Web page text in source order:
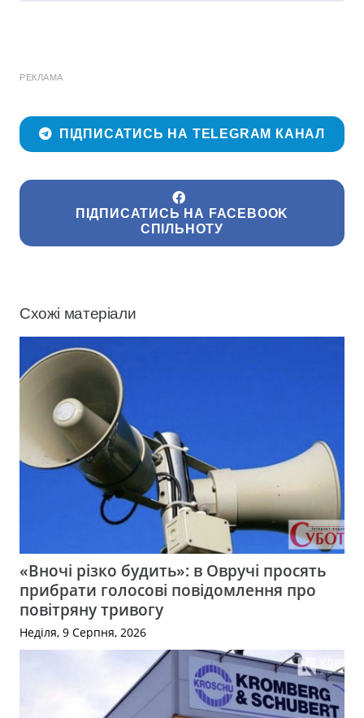
РЕКЛАМА
ПІДПИСАТИСЬ НА TELEGRAM КАНАЛ
ПІДПИСАТИСЬ НА FACEBOOK
СПІЛЬНОТУ
Схожі матеріали
«Вночі різко будить»: в Овручі просять
прибрати голосові повідомлення про
повітряну тривогу
Неділя, 9 Серпня, 2026